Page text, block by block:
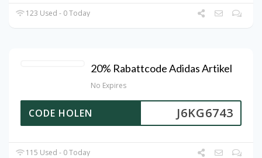
123 Used - 0 Today
20% Rabattcode Adidas Artikel
No Expires
J6KG6743
CODE HOLEN
115 Used - 0 Today